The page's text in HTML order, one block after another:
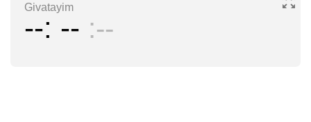
Givatayim
-- -- --